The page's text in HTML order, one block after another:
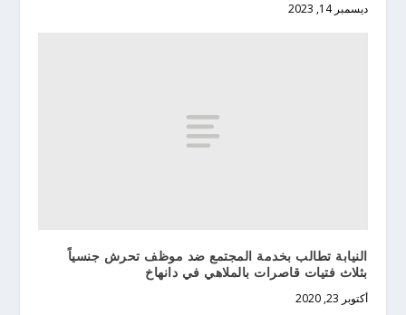
ديسمبر 14, 2023
النيابة تطالب بخدمة المجتمع ضد موظف تحرش جنسياً
بثلاث فتيات قاصرات بالملاهي في دانهاخ
أكتوبر 23, 2020